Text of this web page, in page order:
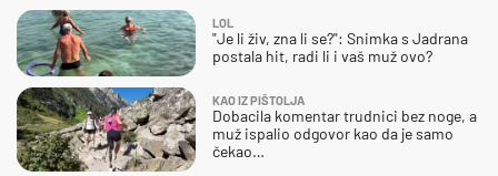
LOL
"Je li živ, zna li se?": Snimka s Jadrana
postala hit, radi li i vaš muž ovo?
KAO IZ PIŠTOLJA
Dobacila komentar trudnici bez noge, a
muž ispalio odgovor kao da je samo
čekao…